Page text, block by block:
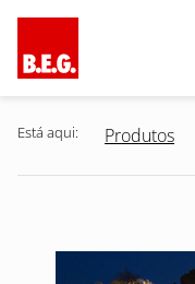
Está aqui: Produtos